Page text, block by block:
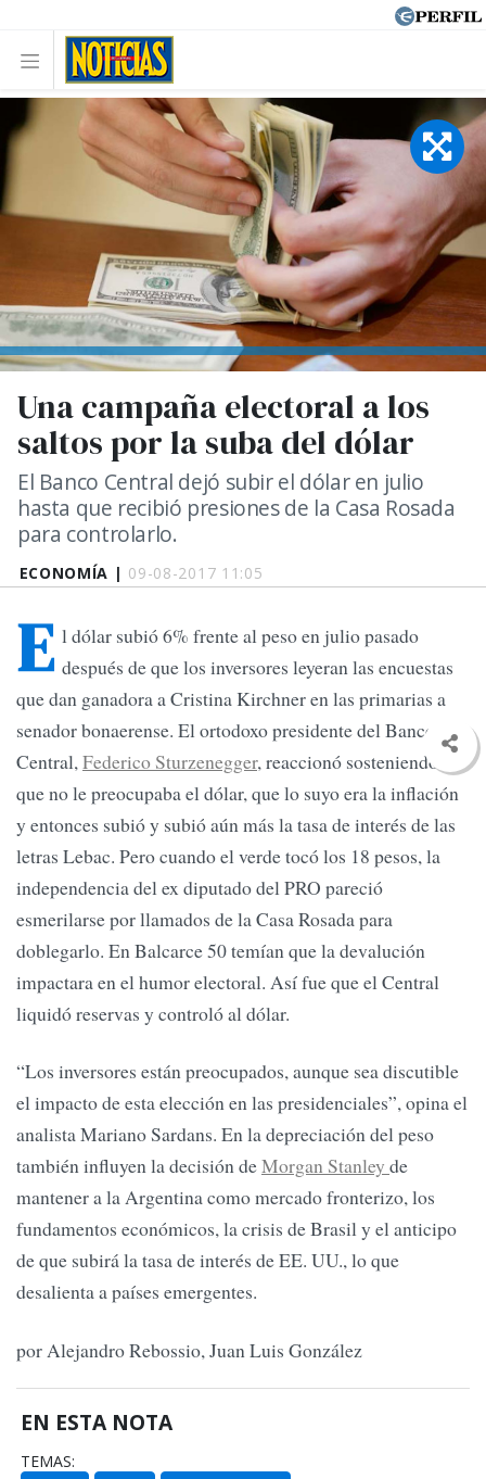
ECONOMÍA | 09-08-2017 11:05
Una campaña electoral a los
saltos por la suba del dólar
El Banco Central dejó subir el dólar en julio
hasta que recibió presiones de la Casa Rosada
para controlarlo.
E l dólar subió 6% frente al peso en julio pasado
después de que los inversores leyeran las encuestas
que dan ganadora a Cristina Kirchner en las primarias a
senador bonaerense. El ortodoxo presidente del Banco
Central,Federico Sturzenegger, reaccionó sosteniendo
que no le preocupaba el dólar, que lo suyo era la inflación
y entonces subió y subió aún más la tasa de interés de las
letras Lebac. Pero cuando el verde tocó los 18 pesos, la
independencia del ex diputado del PRO pareció
esmerilarse por llamados de la Casa Rosada para
doblegarlo. En Balcarce 50 temían que la devalución
impactara en el humor electoral. Así fue que el Central
liquidó reservas y controló al dólar.
“Los inversores están preocupados, aunque sea discutible
el impacto de esta elección en las presidenciales”, opina el
analista Mariano Sardans. En la depreciación del peso
también influyen la decisión deMorgan Stanley de
mantener a la Argentina como mercado fronterizo, los
fundamentos económicos, la crisis de Brasil y el anticipo
de que subirá la tasa de interés de EE. UU., lo que
desalienta a países emergentes.
por Alejandro Rebossio, Juan Luis González
EN ESTA NOTA
TEMAS: